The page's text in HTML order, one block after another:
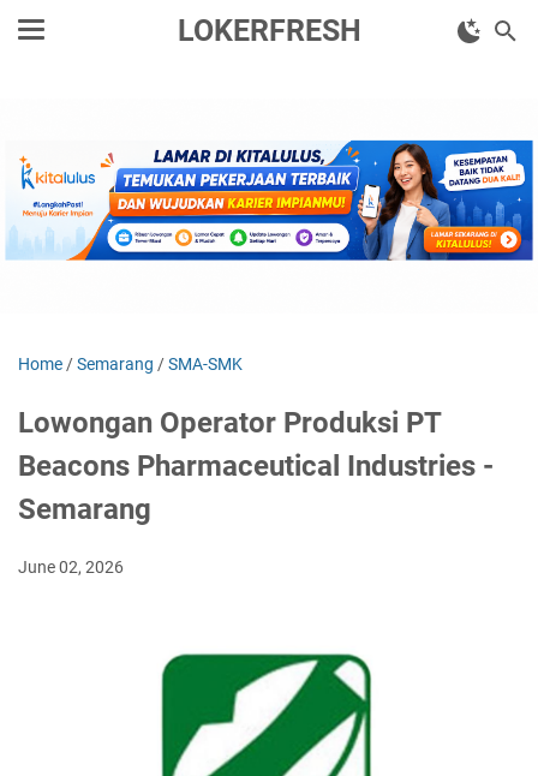
LOKERFRESH
Home /Semarang /SMA-SMK
Lowongan Operator Produksi PT
Beacons Pharmaceutical Industries -
Semarang
June 02, 2026